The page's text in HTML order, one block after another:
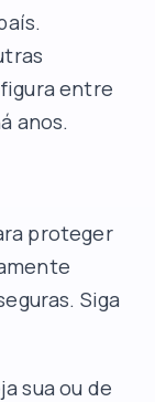
figura entre
anos.
proteger
Siga
sua ou de